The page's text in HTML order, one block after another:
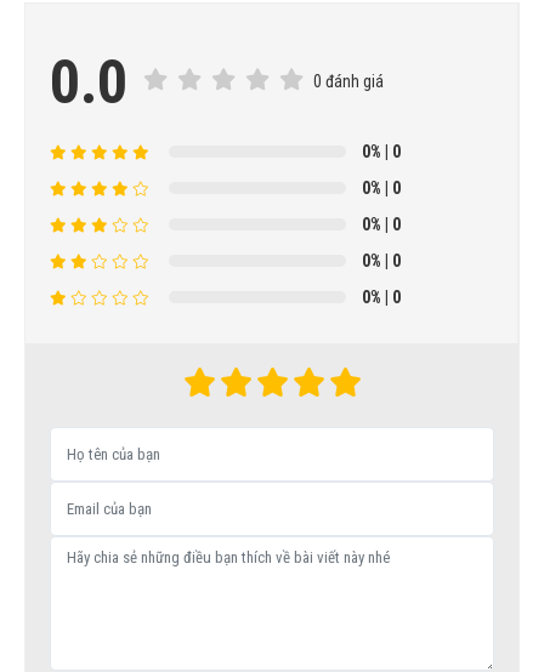
0.0 0 đánh giá
0% | 0
0% | 0
0% | 0
0% | 0
0% | 0